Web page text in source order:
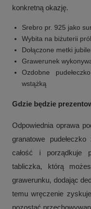
konkretną okazję.
Srebro pr. 925 jako
Wybita na biżuterii
Dołączone metki
Grawerunek
Ozdobne
wstążką
Gdzie będzie
Odpowiednia oprawa
granatowe
całość i porządkuje
tabliczka, którą
grawerunku, dodając
temu wręczenie
pozostać